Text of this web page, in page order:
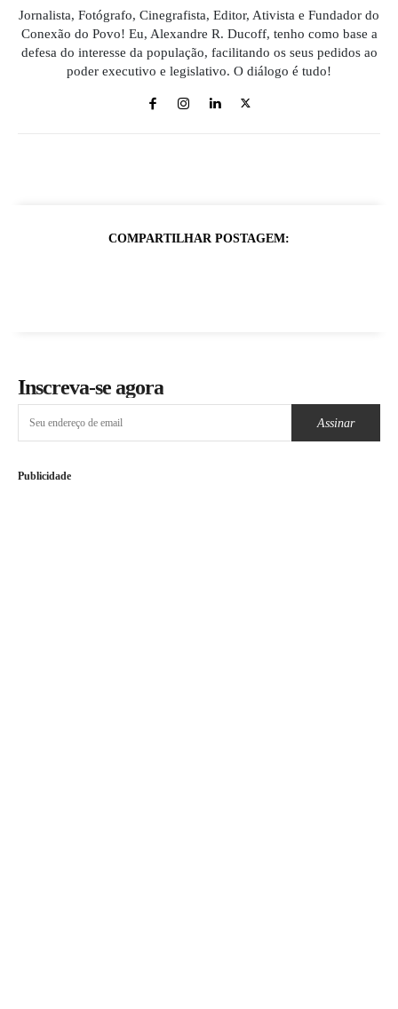
Jornalista, Fotógrafo, Cinegrafista, Editor, Ativista e Fundador do
Conexão do Povo! Eu, Alexandre R. Ducoff, tenho como base a
defesa do interesse da população, facilitando os seus pedidos ao
poder executivo e legislativo. O diálogo é tudo!
COMPARTILHAR POSTAGEM:
Inscreva-se agora
Assinar
Publicidade